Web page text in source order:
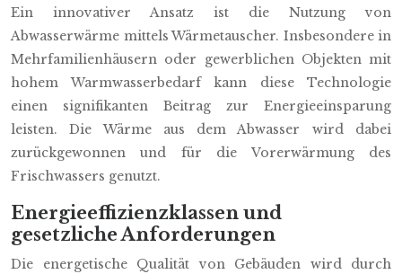
Ein innovativer Ansatz ist die Nutzung von
Abwasserwärme mittels Wärmetauscher. Insbesondere in
Mehrfamilienhäusern oder gewerblichen Objekten mit
hohem Warmwasserbedarf kann diese Technologie
einen signifikanten Beitrag zur Energieeinsparung
leisten. Die Wärme aus dem Abwasser wird dabei
zurückgewonnen und für die Vorerwärmung des
Frischwassers genutzt.
Energieeffizienzklassen und
gesetzliche Anforderungen
Die energetische Qualität von Gebäuden wird durch